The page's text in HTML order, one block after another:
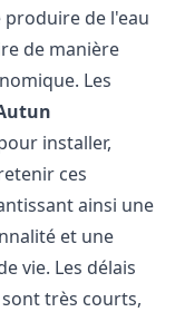
de l'eau
de manière
Les
installer,
ces
ainsi une
et une
vie. Les délais
très courts,